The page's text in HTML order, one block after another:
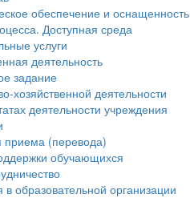
обеспечение и оснащенность
Доступная среда
услуги
деятельность
задание
хозяйственной деятельности
деятельности учреждения
приема (перевода)
обучающихся
образовательной организации